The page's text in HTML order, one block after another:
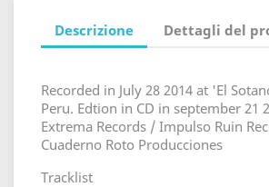
Descrizione Dettagli del
Recorded in July 28 2014 at 'El
Peru. Edtion in CD in september 21
Extrema Records / Impulso Ruin
Cuaderno Roto Producciones
Tracklist